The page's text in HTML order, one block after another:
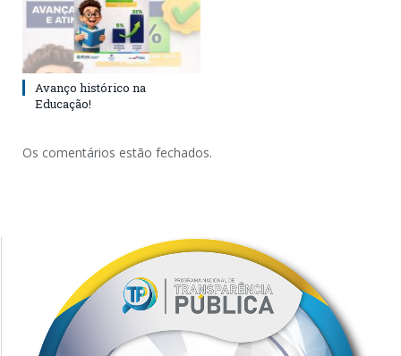
Avanço histórico na
Educação!
Os comentários estão fechados.